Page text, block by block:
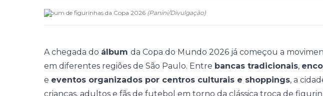
Álbum de figurinhas da Copa 2026 (Panini/Divulgação)
A chegada do álbum da Copa do Mundo 2026 já começou a
em diferentes regiões de São Paulo. Entre bancas tradicionais,
e eventos organizados por centros culturais e shoppings, a
crianças, adultos e fãs de futebol em torno da clássica troca de